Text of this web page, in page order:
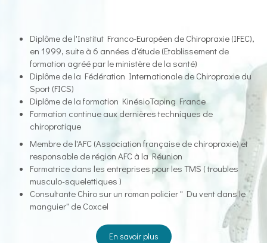
Diplôme de l'Institut Franco-Européen de Chiropraxie (IFEC),
en 1999, suite à 6 années d'étude (Etablissement de
formation agréé par le ministère de la santé)
Diplôme de la Fédération Internationale de Chiropraxie du
Sport (FICS)
Diplôme de la formation KinésioTaping France
Formation continue aux dernières techniques de
chiropratique
Membre de l'AFC (Association française de chiropraxie) et
responsable de région AFC à la Réunion
Formatrice dans les entreprises pour les TMS ( troubles
musculo-squelettiques )
Consultante Chiro sur un roman policier " Du vent dans le
manguier" de Coxcel
En savoir plus